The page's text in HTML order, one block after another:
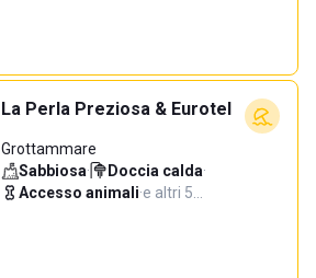
La Perla Preziosa & Eurotel
Grottammare
Sabbiosa· Doccia calda·
Accesso animali·e altri 5…